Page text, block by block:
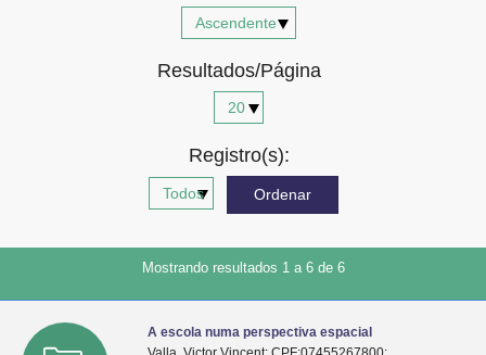
Resultados/Página
Registro(s):
Mostrando resultados 1 a 6 de 6
A escola numa perspectiva espacial